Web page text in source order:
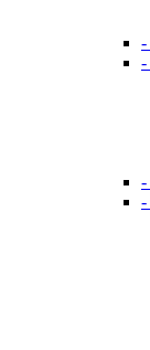
-
-
-
-